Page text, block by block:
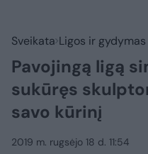
Sveikata Ligos ir gydymas
Pavojingą ligą
sukūręs
savo kūrinį
2019 m. rugsėjo 18 d. 11:54